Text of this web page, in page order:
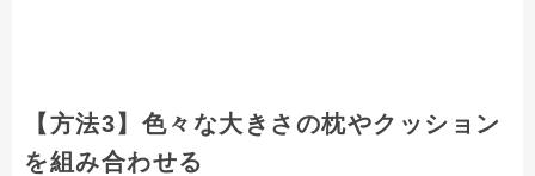
【方法3】色々な大きさの枕やクッション
を組み合わせる